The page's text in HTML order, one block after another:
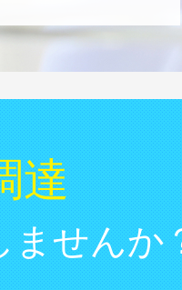
達
ませんか